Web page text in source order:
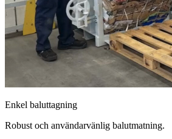
Enkel baluttagning
Robust och användarvänlig balutmatning.